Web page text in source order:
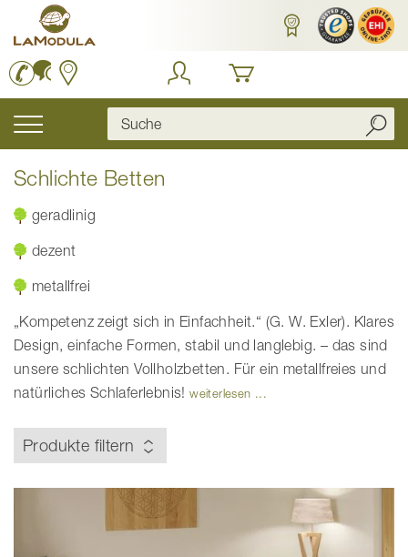
Inhalt
springen
Navigation
Schlichte Betten
geradlinig
dezent
metallfrei
„Kompetenz zeigt sich in Einfachheit.“ (G. W. Exler). Klares
Design, einfache Formen, stabil und langlebig. – das sind
unsere schlichten Vollholzbetten. Für ein metallfreies und
natürliches Schlaferlebnis!weiterlesen ...
Produkte filtern